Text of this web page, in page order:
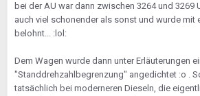
bei der AU war dann zwischen 3264 und 3269
auch viel schonender als sonst und wurde mit
belohnt... :lol:
Dem Wagen wurde dann unter Erläuterungen
"Standdrehzahlbegrenzung" angedichtet :o .
tatsächlich bei moderneren Dieseln, die